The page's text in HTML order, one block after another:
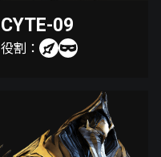
CYTE-09
役割：